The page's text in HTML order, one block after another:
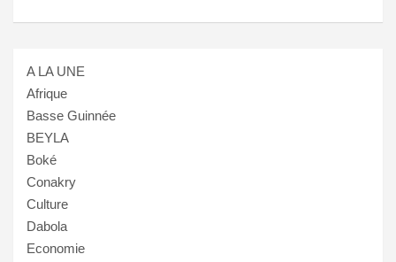
A LA UNE
Afrique
Basse Guinnée
BEYLA
Boké
Conakry
Culture
Dabola
Economie